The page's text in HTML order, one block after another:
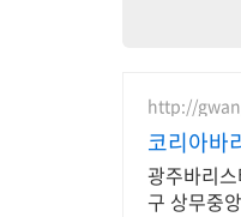
http://
코리아바
광주바리
구 상무중